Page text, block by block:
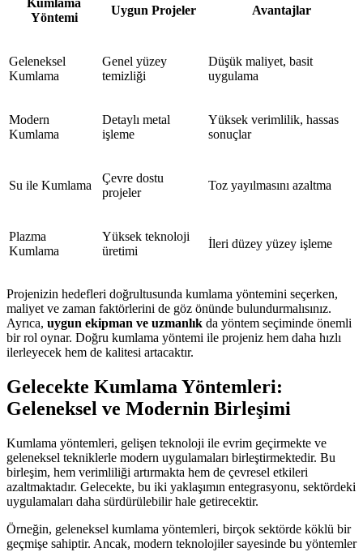
Kumlama
Yöntemi
Uygun Projeler Avantajlar
Geleneksel
Kumlama
Genel yüzey
temizliği
Düşük maliyet, basit
uygulama
Modern
Kumlama
Detaylı metal
işleme
Yüksek verimlilik, hassas
sonuçlar
Su ile Kumlama
Çevre dostu
projeler
Toz yayılmasını azaltma
Plazma
Kumlama
Yüksek teknoloji
üretimi
İleri düzey yüzey işleme
Projenizin hedefleri doğrultusunda kumlama yöntemini seçerken,
maliyet ve zaman faktörlerini de göz önünde bulundurmalısınız.
Ayrıca, uygun ekipman ve uzmanlık da yöntem seçiminde önemli
bir rol oynar. Doğru kumlama yöntemi ile projeniz hem daha hızlı
ilerleyecek hem de kalitesi artacaktır.
Gelecekte Kumlama Yöntemleri:
Geleneksel ve Modernin Birleşimi
Kumlama yöntemleri, gelişen teknoloji ile evrim geçirmekte ve
geleneksel tekniklerle modern uygulamaları birleştirmektedir. Bu
birleşim, hem verimliliği artırmakta hem de çevresel etkileri
azaltmaktadır. Gelecekte, bu iki yaklaşımın entegrasyonu, sektördeki
uygulamaları daha sürdürülebilir hale getirecektir.
Örneğin, geleneksel kumlama yöntemleri, birçok sektörde köklü bir
geçmişe sahiptir. Ancak, modern teknolojiler sayesinde bu yöntemler